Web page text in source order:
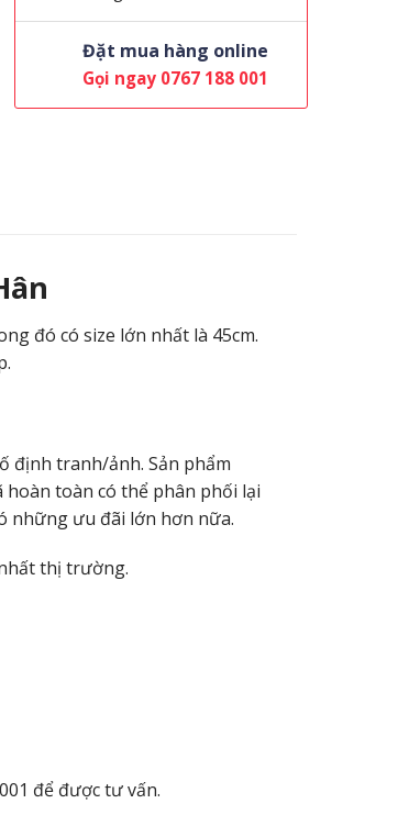
Đặt mua hàng online
Gọi ngay 0767 188 001
đó có size lớn nhất là 45cm.
định tranh/ảnh. Sản phẩm
hoàn toàn có thể phân phối lại
những ưu đãi lớn hơn nữa.
thị trường.
để được tư vấn.